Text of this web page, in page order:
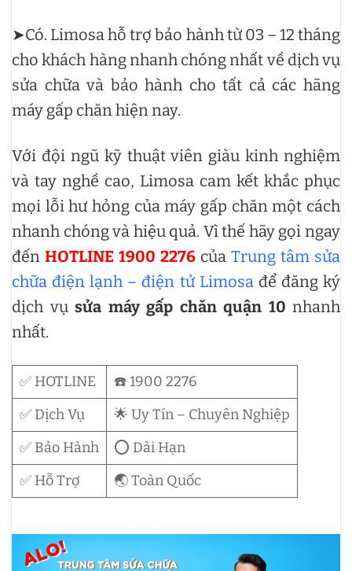
➤Có. Limosa hỗ trợ bảo hành từ 03 – 12 tháng
cho khách hàng nhanh chóng nhất về dịch vụ
sửa chữa và bảo hành cho tất cả các hãng
máy gấp chăn hiện nay.
Với đội ngũ kỹ thuật viên giàu kinh nghiệm
và tay nghề cao, Limosa cam kết khắc phục
mọi lỗi hư hỏng của máy gấp chăn một cách
nhanh chóng và hiệu quả. Vì thế hãy gọi ngay
đến HOTLINE 1900 2276 của Trung tâm sửa
chữa điện lạnh – điện tử Limosađể đăng ký
dịch vụ sửa máy gấp chăn quận 10 nhanh
nhất.
✅ HOTLINE
☎️ 1900 2276
✅ Dịch Vụ
🌟 Uy Tín – Chuyên Nghiệp
✅ Bảo Hành
⭕ Dài Hạn
✅ Hỗ Trợ
🌏 Toàn Quốc